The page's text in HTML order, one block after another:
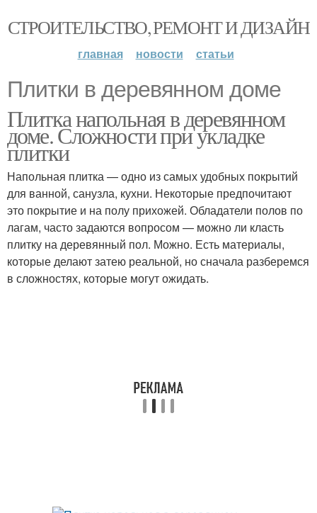
СТРОИТЕЛЬСТВО, РЕМОНТ И ДИЗАЙН
главная новости статьи
Плитки в деревянном доме
Плитка напольная в деревянном
доме. Сложности при укладке
плитки
Напольная плитка — одно из самых удобных покрытий
для ванной, санузла, кухни. Некоторые предпочитают
это покрытие и на полу прихожей. Обладатели полов по
лагам, часто задаются вопросом — можно ли класть
плитку на деревянный пол. Можно. Есть материалы,
которые делают затею реальной, но сначала разберемся
в сложностях, которые могут ожидать.